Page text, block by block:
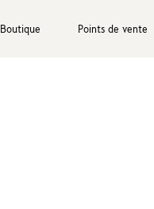
Boutique Points de vente